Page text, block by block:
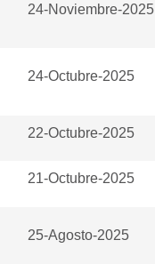
24-Noviembre-2025
24-Octubre-2025
22-Octubre-2025
21-Octubre-2025
25-Agosto-2025